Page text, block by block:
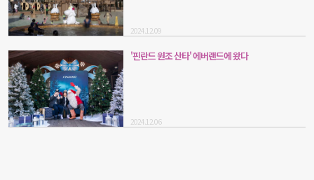
2024.12.09
'핀란드 원조 산타' 에버랜드에 왔다
2024.12.06